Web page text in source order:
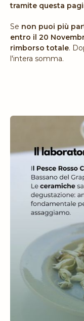
tramite questa
Se non puoi più
entro il 20
rimborso totale.
l'intera somma.